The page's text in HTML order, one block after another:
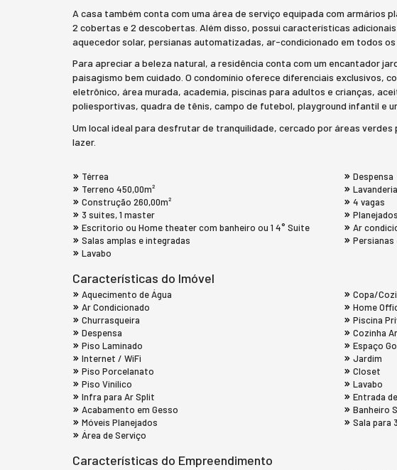
A casa também conta com uma área de serviço equipada com armários
2 cobertas e 2 descobertas. Além disso, possui características
aquecedor solar, persianas automatizadas, ar-condicionado em todos os
Para apreciar a beleza natural, a residência conta com um encantador
paisagismo bem cuidado. O condomínio oferece diferenciais exclusivos,
eletrônico, área murada, academia, piscinas para adultos e crianças,
poliesportivas, quadra de tênis, campo de futebol, playground infantil e
Um local ideal para desfrutar de tranquilidade, cercado por áreas verdes
lazer.
Térrea
Terreno 450,00m²
Construção 260,00m²
3 suites, 1 master
Escritorio ou Home theater com banheiro ou 1 4° Suite
Salas amplas e integradas
Lavabo
Despensa
Lavanderia
4 vagas
Planejados
Ar
Características do Imóvel
Aquecimento de Água
Ar Condicionado
Churrasqueira
Despensa
Piso Laminado
Internet / WiFi
Piso Porcelanato
Piso Vinílico
Infra para Ar Split
Acabamento em Gesso
Móveis Planejados
Área de Serviço
Copa/
Home
Piscina
Cozinha
Espaço
Jardim
Closet
Lavabo
Entrada
Banheiro
Sala para
Características do Empreendimento